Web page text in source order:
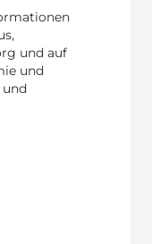
und auf
und
und